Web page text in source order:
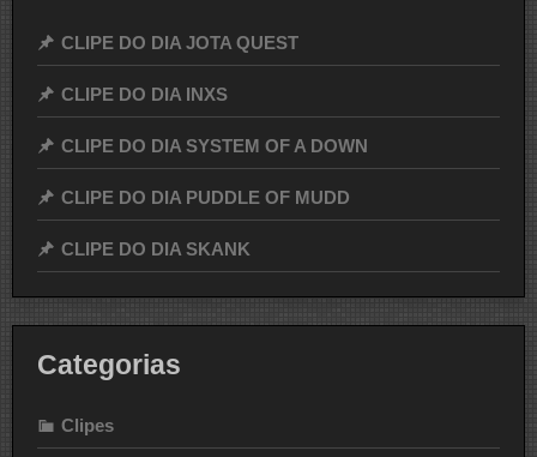
CLIPE DO DIA JOTA QUEST
CLIPE DO DIA INXS
CLIPE DO DIA SYSTEM OF A DOWN
CLIPE DO DIA PUDDLE OF MUDD
CLIPE DO DIA SKANK
Categorias
Clipes